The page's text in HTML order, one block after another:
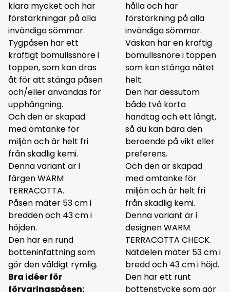
klara mycket och har
förstärkningar på alla
invändiga sömmar.
Tygpåsen har ett
kraftigt bomullssnöre i
toppen, som kan dras
åt för att stänga påsen
och/eller användas för
upphängning.
Och den är skapad
med omtanke för
miljön och är helt fri
från skadlig kemi.
Denna variant är i
färgen WARM
TERRACOTTA.
Påsen mäter 53 cm i
bredden och 43 cm i
höjden.
Den har en rund
botteninfattning som
gör den väldigt rymlig.
Bra idéer för
förvaringspåsen:
hålla och har
förstärkning på alla
invändiga sömmar.
Väskan har en kraftig
bomullssnöre i toppen
som kan stänga nätet
helt.
Den har dessutom
både två korta
handtag och ett långt,
så du kan bära den
beroende på vikt eller
preferens.
Och den är skapad
med omtanke för
miljön och är helt fri
från skadlig kemi.
Denna variant är i
designen WARM
TERRACOTTA CHECK.
Nätdelen mäter 53 cm i
bredd och 43 cm i höjd.
Den har ett runt
bottenstycke som gör